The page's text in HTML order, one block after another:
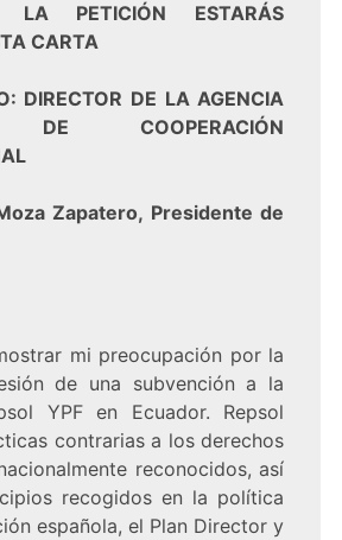
LA PETICIÓN ESTARÁS
CARTA
DIRECTOR DE LA AGENCIA
DE COOPERACIÓN
Zapatero, Presidente de
mi preocupación por la
de una subvención a la
YPF en Ecuador. Repsol
contrarias a los derechos
reconocidos, así
recogidos en la política
española, el Plan Director y